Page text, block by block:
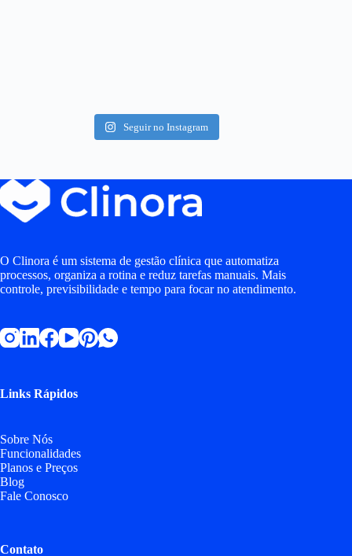
Seguir no Instagram
O Clinora é um sistema de gestão clínica que automatiza
processos, organiza a rotina e reduz tarefas manuais. Mais
controle, previsibilidade e tempo para focar no atendimento.
Links Rápidos
Sobre Nós
Funcionalidades
Planos e Preços
Blog
Fale Conosco
Contato